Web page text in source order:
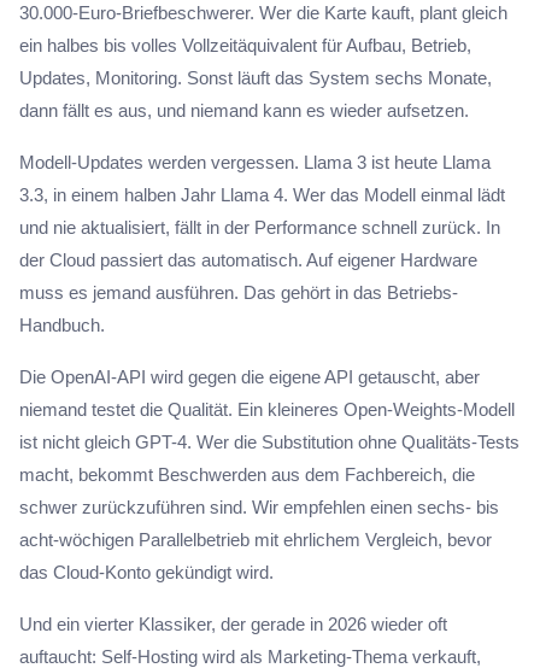
30.000-Euro-Briefbeschwerer. Wer die Karte kauft, plant gleich
ein halbes bis volles Vollzeitäquivalent für Aufbau, Betrieb,
Updates, Monitoring. Sonst läuft das System sechs Monate,
dann fällt es aus, und niemand kann es wieder aufsetzen.
Modell-Updates werden vergessen. Llama 3 ist heute Llama
3.3, in einem halben Jahr Llama 4. Wer das Modell einmal lädt
und nie aktualisiert, fällt in der Performance schnell zurück. In
der Cloud passiert das automatisch. Auf eigener Hardware
muss es jemand ausführen. Das gehört in das Betriebs-
Handbuch.
Die OpenAI-API wird gegen die eigene API getauscht, aber
niemand testet die Qualität. Ein kleineres Open-Weights-Modell
ist nicht gleich GPT-4. Wer die Substitution ohne Qualitäts-Tests
macht, bekommt Beschwerden aus dem Fachbereich, die
schwer zurückzuführen sind. Wir empfehlen einen sechs- bis
acht-wöchigen Parallelbetrieb mit ehrlichem Vergleich, bevor
das Cloud-Konto gekündigt wird.
Und ein vierter Klassiker, der gerade in 2026 wieder oft
auftaucht: Self-Hosting wird als Marketing-Thema verkauft,